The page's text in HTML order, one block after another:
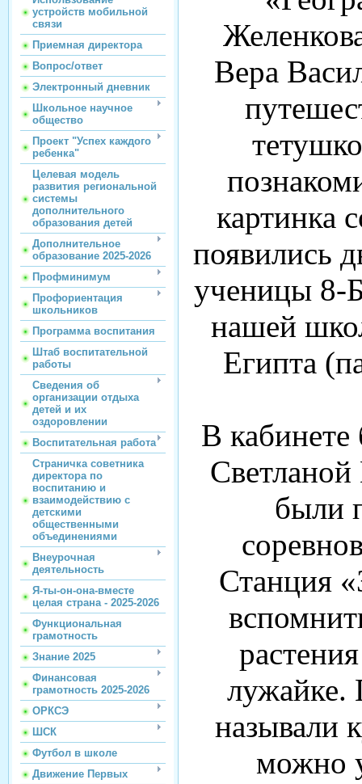
устройств мобильной
связи
Приемная директора
Вопрос/ответ
Электронный дневник
Школьное научное
общество
Проект "Успех каждого
ребенка"
Целевая модель
развития региональной
системы
дополнительного
образования детей
Дополнительное
образование 2025-2026
Профминимум
Профориентация
школьников
Программа воспитания
Штаб воспитательной
работы
Сведения об
организации отдыха
детей и их
оздоровлении
Воспитательная работа
Страничка советника
директора по
воспитанию и
взаимодействию с
детскими
общественными
объединениями
Внеурочная
деятельность
Я-ты-он-она-вместе
целая страна - 2025-2026
Функциональная
грамотность
Знание 2025
Финансовая
грамотность 2025-2026
ОРКСЭ
ШСК
Футбол в школе
Движение Первых
Вера
картинка
появились
ученицы 8-Б
нашей
Египта
В
Светланой
были
Станция
лужайке.
называли
можно